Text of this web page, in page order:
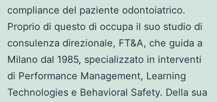
compliance del paziente odontoiatrico.
Proprio di questo di occupa il suo studio di
consulenza direzionale, FT&A, che guida a
Milano dal 1985, specializzato in interventi
di Performance Management, Learning
Technologies e Behavioral Safety. Della sua